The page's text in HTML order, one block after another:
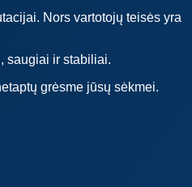
Nors vartotojų teisės yra
saugiai ir stabiliai.
grėsme jūsų sėkmei.